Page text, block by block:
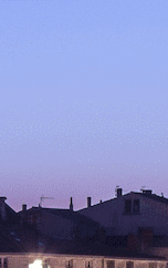
sociaux